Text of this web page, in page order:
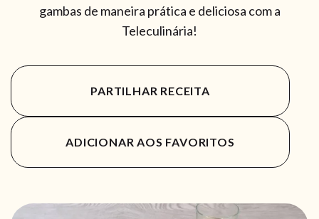
gambas de maneira prática e deliciosa com a
Teleculinária!
PARTILHAR RECEITA
ADICIONAR AOS FAVORITOS